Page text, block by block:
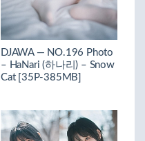
DJAWA — NO.196 Photo
– HaNari (하나리) – Snow
Cat [35P-385MB]